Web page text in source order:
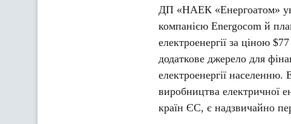
ДП «НАЕК «Енергоатом»
компанією Energocom й
електроенергії за ціною
додаткове джерело для
електроенергії населенню.
виробництва електричної
країн ЄС, є надзвичайно